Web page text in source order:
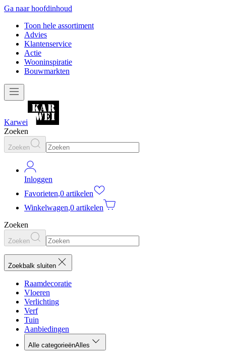
Ga naar hoofdinhoud
Toon hele assortiment
Advies
Klantenservice
Actie
Wooninspiratie
Bouwmarkten
Karwei
Zoeken
Zoeken
Inloggen
Favorieten,0 artikelen
Winkelwagen,0 artikelen
Zoeken
Zoeken
Zoekbalk sluiten
Raamdecoratie
Vloeren
Verlichting
Verf
Tuin
Aanbiedingen
Alle categorieënAlles